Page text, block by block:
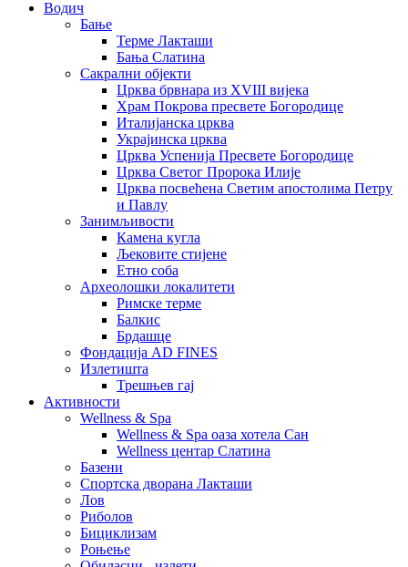
Водич
Бање
Терме Лакташи
Бања Слатина
Сакрални објекти
Црква брвнара из XVIII вијека
Храм Покрова пресвете Богородице
Италијанска црква
Украјинска црква
Црква Успенија Пресвете Богородице
Црква Светог Пророка Илије
Црква посвећена Светим апостолима Петру
и Павлу
Занимљивости
Камена кугла
Љековите стијене
Етно соба
Археолошки локалитети
Римске терме
Балкис
Брдашце
Фондација AD FINES
Излетишта
Трешњев гај
Активности
Wellness & Spa
Wellness & Spa оаза хотела Сан
Wellness центар Слатина
Базени
Спортска дворана Лакташи
Лов
Риболов
Бициклизам
Роњење